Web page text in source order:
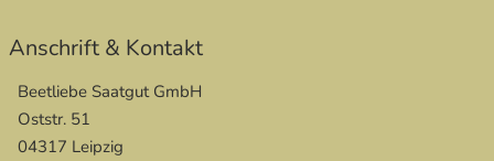
Anschrift & Kontakt
Beetliebe Saatgut GmbH
Oststr. 51
04317 Leipzig